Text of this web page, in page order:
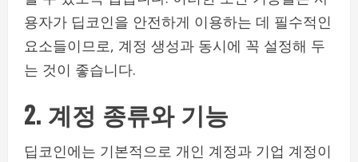
용자가 딥코인을 안전하게 이용하는 데 필수적인
요소들이므로, 계정 생성과 동시에 꼭 설정해 두
는 것이 좋습니다.
2. 계정 종류와 기능
딥코인에는 기본적으로 개인 계정과 기업 계정이